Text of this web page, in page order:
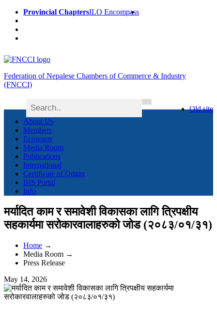
Provincial ChaptersILO Encompass
Federation of Nepalese Chambers of Commerce & Industry
(FNCCI)
Old site
About Us
Members
Economy
Media Room
Publications
International
Certificate of Origin
BIS Portal
Info
मर्यादित काम र समावेशी विकासका लागि त्रिपक्षीय
सहकार्यमा सरोकारवालाहरुको जोड (२०८३/०१/३१)
Home →
Media Room →
Press Release
May 14, 2026